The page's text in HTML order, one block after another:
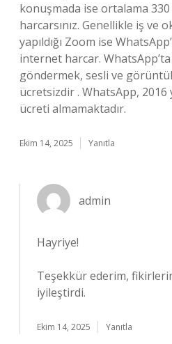
konuşmada ise ortalama
harcarsınız. Genellikle iş ve
yapıldığı Zoom ise
internet harcar.
göndermek, sesli ve
ücretsizdir . WhatsApp, 2016
ücreti almamaktadır.
Ekim 14, 2025 Yanıtla
admin
Hayriye!
Teşekkür ederim,
iyileştirdi.
Ekim 14, 2025 Yanıtla